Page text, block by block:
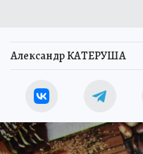
Александр КАТЕРУША